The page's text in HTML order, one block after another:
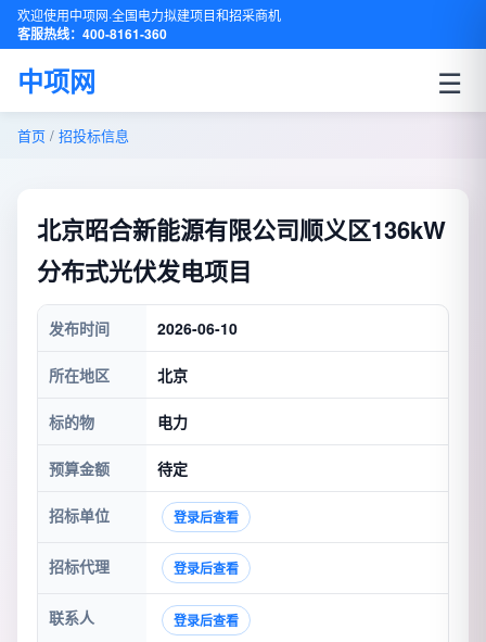
欢迎使用中项网·全国电力拟建项目和招采商机
客服热线：400-8161-360
中项网 ☰
首页 / 招投标信息
北京昭合新能源有限公司顺义区136kW
分布式光伏发电项目
发布时间 2026-06-10
所在地区 北京
标的物 电力
预算金额 待定
招标单位 登录后查看
招标代理 登录后查看
联系人 登录后查看